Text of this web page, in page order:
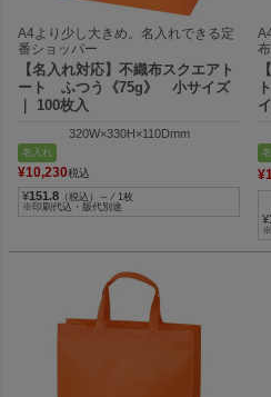
A4より少し大きめ。名入れできる定
番ショッパー
【名入れ対応】不織布スクエアト
ート ふつう《75g》 小サイズ
｜ 100枚入
320W×330H×110Dmm
名入れ
¥10,230税込
¥151.8 （税込）～ ⁄ 1枚
※印刷代込・版代別途
¥
¥
※